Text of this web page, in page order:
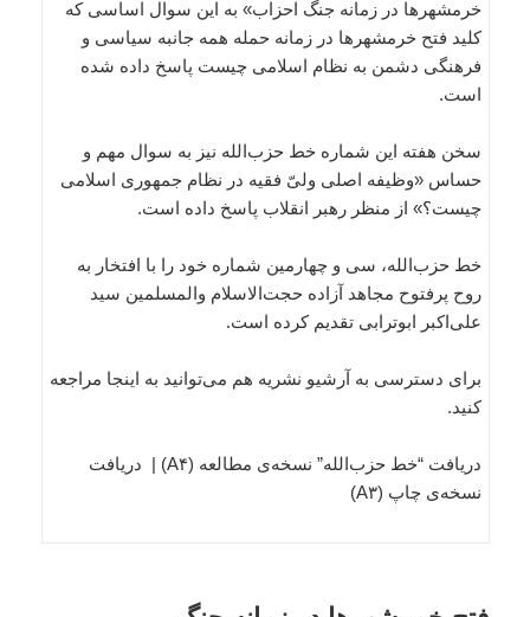
خرمشهرها در زمانه جنگ احزاب» به این سوال اساسی که
کلید فتح خرمشهرها در زمانه حمله همه جانبه سیاسی و
فرهنگی دشمن به نظام اسلامی چیست پاسخ داده شده
است.
سخن هفته این شماره خط حزب‌الله نیز به سوال مهم و
حساس «وظیفه‌ اصلی ولیّ فقیه در نظام جمهوری اسلامی
چیست؟» از منظر رهبر انقلاب پاسخ داده است.
خط حزب‌الله، سی و چهارمین شماره خود را با افتخار به
روح پرفتوح مجاهد آزاده حجت‌الاسلام والمسلمین سید
علی‌اکبر ابوترابی تقدیم کرده است.
برای دسترسی به آرشیو نشریه هم می‌توانید به اینجا مراجعه
کنید.
دریافت “خط حزب‌الله” نسخه‌ی مطالعه (A۴) | دریافت
نسخه‌ی چاپ (A۳)